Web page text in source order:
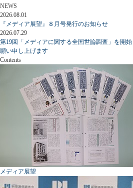
NEWS
2026.08.01
『メディア展望』８月号発行のお知らせ
2026.07.29
第19回「メディアに関する全国世論調査」を開
願い申し上げます
Contents
メディア展望